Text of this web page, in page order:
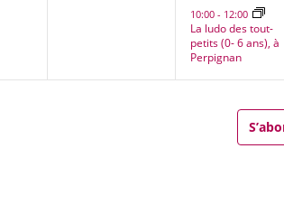
10:00 - 12:00
La ludo des tout-
petits (0- 6 ans), à
Perpignan